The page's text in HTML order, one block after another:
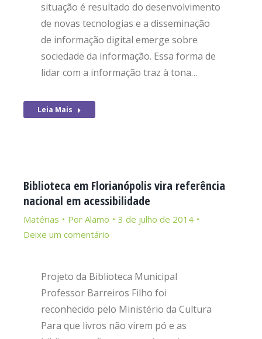
situação é resultado do desenvolvimento
de novas tecnologias e a disseminação
de informação digital emerge sobre
sociedade da informação. Essa forma de
lidar com a informação traz à tona…
Leia Mais
Biblioteca em Florianópolis vira referência
nacional em acessibilidade
Matérias Por Alamo
3 de julho de 2014
Deixe um comentário
Projeto da Biblioteca Municipal
Professor Barreiros Filho foi
reconhecido pelo Ministério da Cultura
Para que livros não vi­rem pó e as